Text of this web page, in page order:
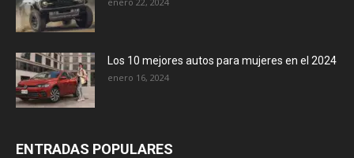
Los 10 mejores autos para mujeres en el 2024
enero 16, 2024
ENTRADAS POPULARES